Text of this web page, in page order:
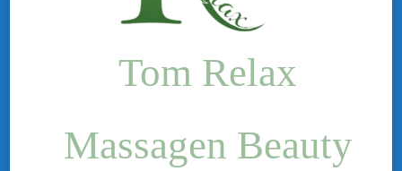
Tom Relax
Massagen Beauty